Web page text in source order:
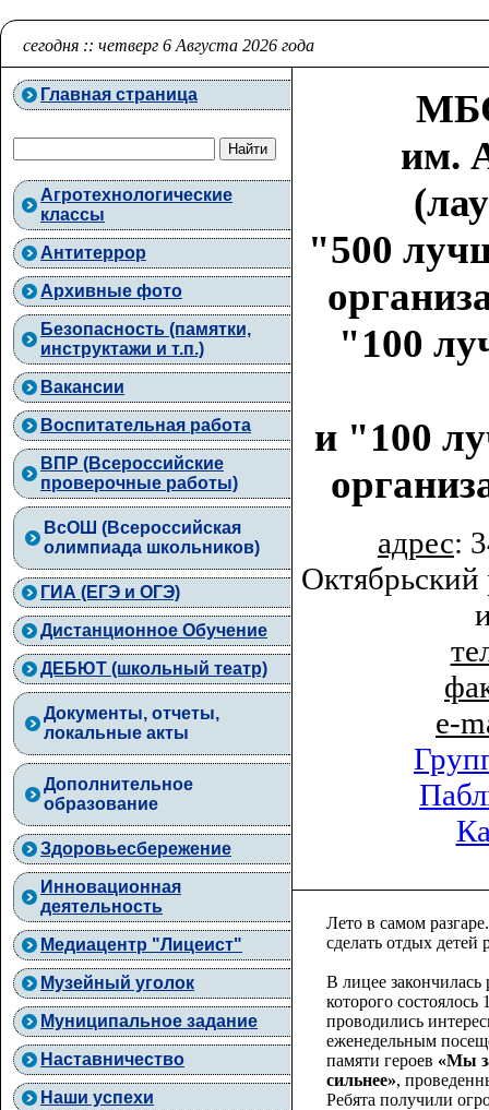
сегодня :: четверг 6 Августа 2026 года
Главная страница
Агротехнологические
классы
Антитеррор
Архивные фото
Безопасность (памятки,
инструктажи и т.п.)
Вакансии
Воспитательная работа
ВПР (Всероссийские
проверочные работы)
ВcОШ (Всероссийская
олимпиада школьников)
ГИА (ЕГЭ и ОГЭ)
Дистанционное Обучение
ДЕБЮТ (школьный театр)
Документы, отчеты,
локальные акты
Дополнительное
образование
Здоровьесбережение
Инновационная
деятельность
Медиацентр "Лицеист"
Музейный уголок
Муниципальное задание
Наставничество
Наши успехи
им.
"500
"100
и "100
адрес:
e-
Лето в самом
сделать отдых
В лицее
которого
проводились
еженедельным
памяти героев «Мы
сильнее»,
Ребята получили